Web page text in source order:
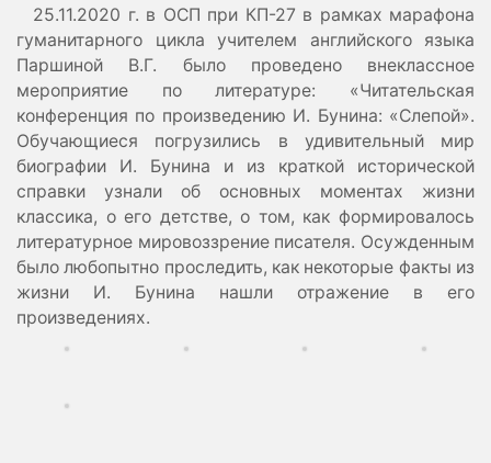
25.11.2020 г. в ОСП при КП-27 в рамках марафона
гуманитарного цикла учителем английского языка
Паршиной В.Г. было проведено внеклассное
мероприятие по литературе: «Читательская
конференция по произведению И. Бунина: «Слепой».
Обучающиеся погрузились в удивительный мир
биографии И. Бунина и из краткой исторической
справки узнали об основных моментах жизни
классика, о его детстве, о том, как формировалось
литературное мировоззрение писателя. Осужденным
было любопытно проследить, как некоторые факты из
жизни И. Бунина нашли отражение в его
произведениях.